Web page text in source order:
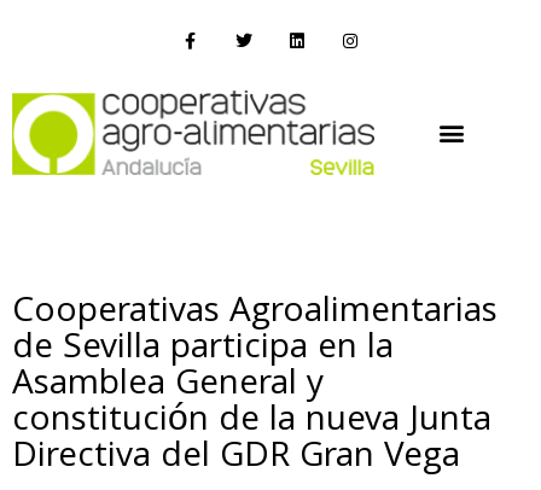
Cooperativas Agroalimentarias
de Sevilla participa en la
Asamblea General y
constitución de la nueva Junta
Directiva del GDR Gran Vega